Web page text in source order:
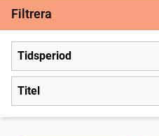
Filtrera
Tidsperiod
Titel